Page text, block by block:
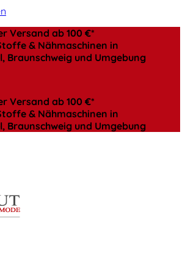
Versand ab 100 €*
& Nähmaschinen in
Braunschweig und Umgebung
Versand ab 100 €*
& Nähmaschinen in
Braunschweig und Umgebung